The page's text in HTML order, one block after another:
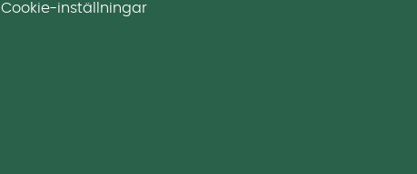
Cookie-inställningar